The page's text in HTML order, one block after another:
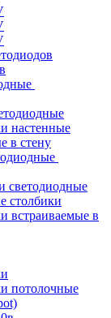
настенные
в стену
светодиодные
столбики
встраиваемые в
потолочные